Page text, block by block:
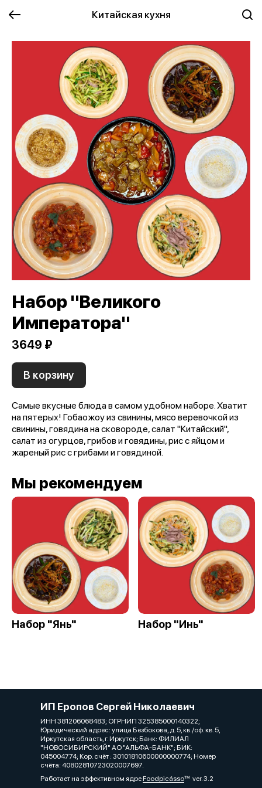
Китайская кухня
Набор "Великого
Императора"
3649 ₽
В корзину
Самые вкусные блюда в самом удобном наборе. Хватит
на пятерых! Гобаожоу из свинины, мясо веревочкой из
свинины, говядина на сковороде, салат "Китайский",
салат из огурцов, грибов и говядины, рис с яйцом и
жареный рис с грибами и говядиной.
Мы рекомендуем
Набор "Янь" Набор "Инь"
ИП Еропов Сергей Николаевич
ИНН 381206068483; ОГРНИП 325385000140322;
Юридический адрес: улица Безбокова, д. 5, кв./оф. кв. 5,
Иркутская область, г. Иркутск; Банк: ФИЛИАЛ
"НОВОСИБИРСКИЙ" АО "АЛЬФА-БАНК"; БИК:
045004774; Кор. счёт : 30101810600000000774; Номер
счёта: 40802810723020007697.
Работает на эффективном ядреFoodpicássover. 3.2